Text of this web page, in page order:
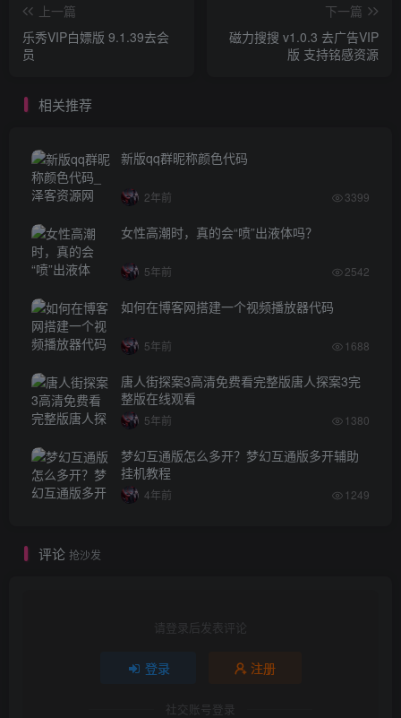
上一篇
乐秀VIP白嫖版 9.1.39去会
员
下一篇
磁力搜搜 v1.0.3 去广告VIP
版 支持铭感资源
相关推荐
新版qq群昵称颜色代码
2年前 3399
女性高潮时，真的会“喷”出液体吗？
5年前 2542
如何在博客网搭建一个视频播放器代码
5年前 1688
唐人街探案3高清免费看完整版唐人探案3完
整版在线观看
5年前 1380
梦幻互通版怎么多开？梦幻互通版多开辅助
挂机教程
4年前 1249
评论 抢沙发
请登录后发表评论
登录 注册
社交账号登录